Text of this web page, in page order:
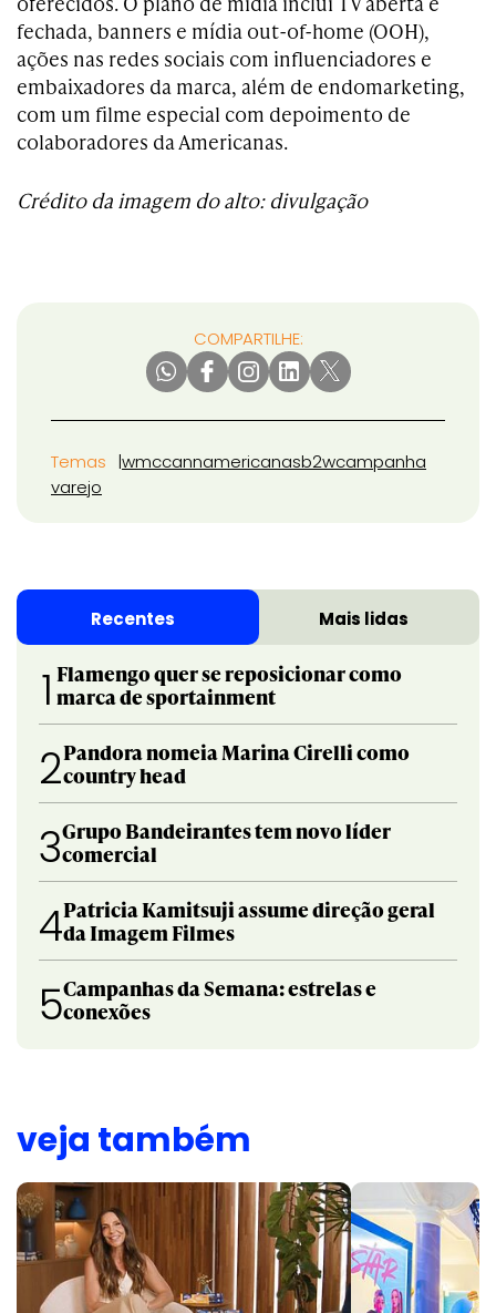
fechada, banners e mídia out-of-home (OOH),
ações nas redes sociais com influenciadores e
embaixadores da marca, além de endomarketing,
com um filme especial com depoimento de
colaboradores da Americanas.
Crédito da imagem do alto: divulgação
COMPARTILHE:
Temas wmccannamericanasb2wcampanha
varejo
Recentes Mais lidas
1 Flamengo quer se reposicionar como
marca de sportainment
2Pandora nomeia Marina Cirelli como
country head
3Grupo Bandeirantes tem novo líder
comercial
4Patricia Kamitsuji assume direção geral
da Imagem Filmes
5Campanhas da Semana: estrelas e
conexões
veja também